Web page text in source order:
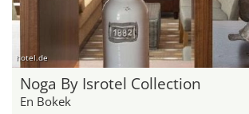
hotel.de
Noga By Isrotel Collection
En Bokek